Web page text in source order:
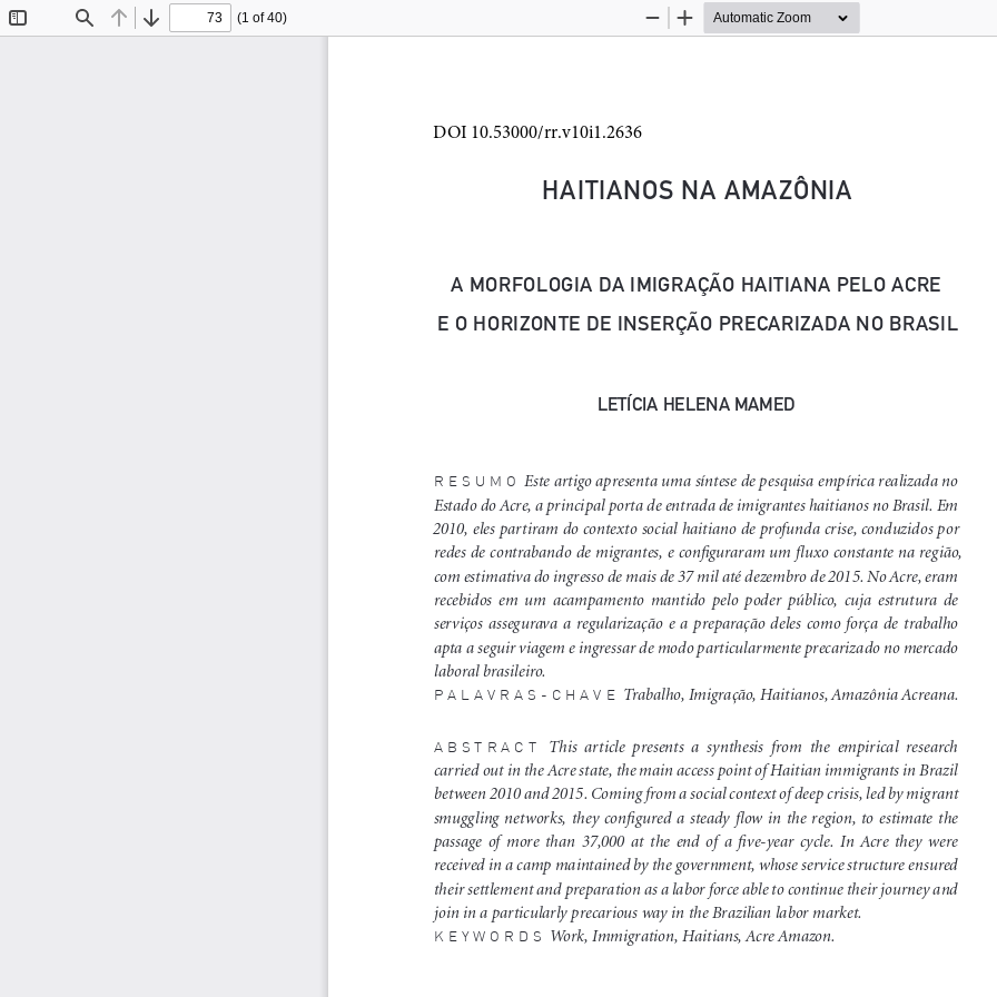
Find Previous
Next
(1 of 40)
Zoom
Zoom
HAITIANOS NA AMAZÔNIA
A MORFOLOGIA DA IMIGRAÇÃO HAITIANA PELO ACRE
E O HORIZONTE DE INSERÇÃO PRECARIZADA NO BRASIL
LETÍCIA HELENA MAMED
RESUMO Este artigo apresenta uma síntese de pesquisa empírica realizada no
Estado do Acre, a principal porta de entrada de imigrantes haitianos no Brasil. Em
2010, eles partiram do contexto social haitiano de profunda crise, conduzidos por
redes de contrabando de migrantes, e configuraram um fluxo constante na região,
com estimativa do ingresso de mais de 37 mil até dezembro de 2015. No Acre, eram
recebidos  em  um  acampamento  mantido  pelo  poder  público,  cuja  estrutura  de
serviços  assegurava  a  regularização  e  a  preparação  deles  como  força  de  trabalho
apta a seguir viagem e ingressar de modo particularmente precarizado no mercado
laboral brasileiro.
PALAVRAS-CHAVE Trabalho, Imigração, Haitianos, Amazônia Acreana.
ABSTRACT
  This  article  presents  a  synthesis  from  the  empirical  research
carried out in the Acre state, the main access point of Haitian immigrants in Brazil
between 2010 and 2015. Coming from a social context of deep crisis, led by migrant
smuggling  networks,  they  configured  a  steady  flow  in  the  region,  to  estimate  the
passage  of  more  than  37,000  at  the  end  of  a  five-year  cycle.  In  Acre  they  were
received in a camp maintained by the government, whose service structure ensured
their settlement and preparation as a labor force able to continue their journey and
join in a particularly precarious way in the Brazilian labor market.
KEYWORDS Work, Immigration, Haitians, Acre Amazon.